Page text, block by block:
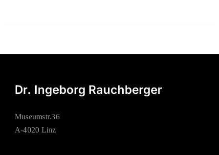
Dr. Ingeborg Rauchberger
Museumstr.36
A-4020 Linz